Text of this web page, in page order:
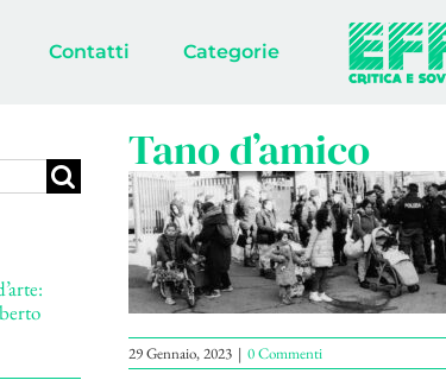
Contatti Categorie
Tano d’amico
29 Gennaio, 2023 | 0 Commenti